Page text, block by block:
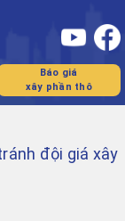
Báo giá
xây phần thô
đội giá xây